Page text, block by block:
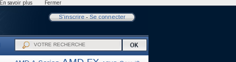
S'inscrire- Se connecter
En savoir plus Fermer